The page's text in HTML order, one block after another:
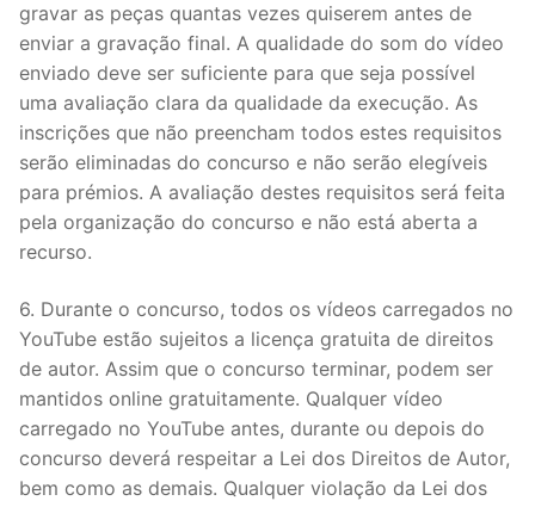
gravar as peças quantas vezes quiserem antes de
enviar a gravação final. A qualidade do som do vídeo
enviado deve ser suficiente para que seja possível
uma avaliação clara da qualidade da execução. As
inscrições que não preencham todos estes requisitos
serão eliminadas do concurso e não serão elegíveis
para prémios. A avaliação destes requisitos será feita
pela organização do concurso e não está aberta a
recurso.
6. Durante o concurso, todos os vídeos carregados no
YouTube estão sujeitos a licença gratuita de direitos
de autor. Assim que o concurso terminar, podem ser
mantidos online gratuitamente. Qualquer vídeo
carregado no YouTube antes, durante ou depois do
concurso deverá respeitar a Lei dos Direitos de Autor,
bem como as demais. Qualquer violação da Lei dos